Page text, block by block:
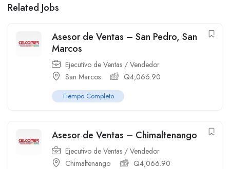
Related Jobs
Asesor de Ventas – San Pedro, San
Marcos
Ejecutivo de Ventas / Vendedor
San Marcos
Q4,066.90
Tiempo Completo
Asesor de Ventas – Chimaltenango
Ejecutivo de Ventas / Vendedor
Chimaltenango
Q4,066.90